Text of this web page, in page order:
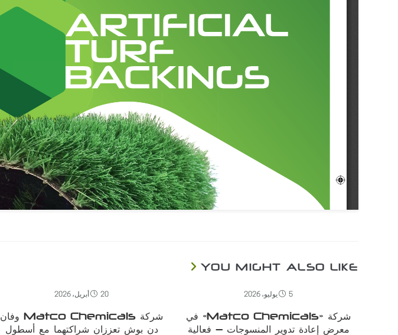
YOU MIGHT ALSO LIKE
20 أبريل، 2026
شركة Matco Chemicals وفان
دن بوش تعززان شراكتهما مع أسطول
5 يوليو، 2026
شركة «Matco Chemicals» في
معرض إعادة تدوير المنسوجات – فعالية